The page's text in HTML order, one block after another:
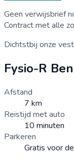
Geen verwijsbrief
Contract met alle
Dichtstbij onze
Fysio-R
Afstand
7 km
Reistijd met auto
10 minuten
Parkeren
Gratis voor